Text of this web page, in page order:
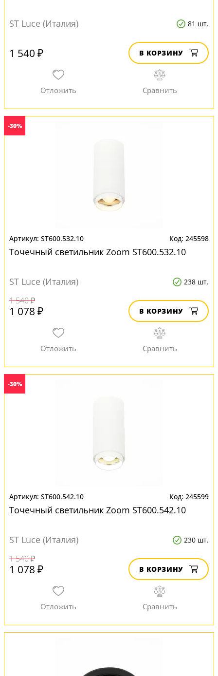
ST Luce (Италия) 81 шт.
1 540 ₽ В КОРЗИНУ
-30%
ST600.532.10 245598
Точечный светильник Zoom ST600.532.10
ST Luce (Италия) 238 шт.
1 540 ₽
1 078 ₽ В КОРЗИНУ
-30%
ST600.542.10 245599
Точечный светильник Zoom ST600.542.10
ST Luce (Италия) 230 шт.
1 540 ₽
1 078 ₽ В КОРЗИНУ